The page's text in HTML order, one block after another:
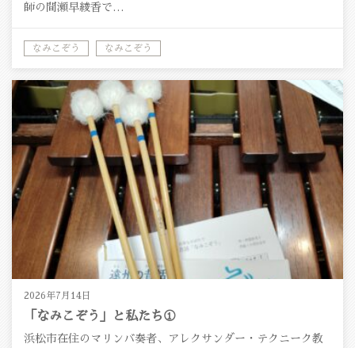
師の間瀬早綾香で…
なみこぞう なみこぞう
2026年7月14日
「なみこぞう」と私たち①
浜松市在住のマリンバ奏者、アレクサンダー・テクニーク教